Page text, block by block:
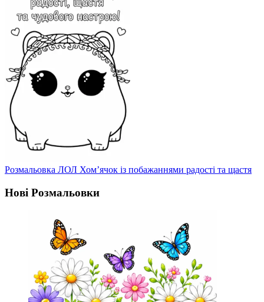
Розмальовка ЛОЛ Хом’ячок із побажаннями радості та щастя
Нові Розмальовки